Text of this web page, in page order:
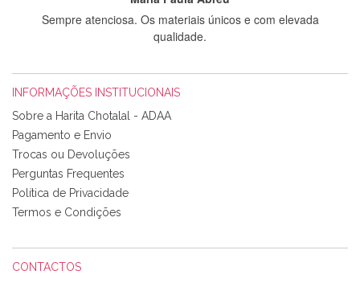
Sempre atenciosa. Os materiais únicos e com elevada
qualidade.
Tudo chegou em condições, pois os produtos vieram muito
bem acondicionados. Estou plenamente satisfeita com os
produtos adquiridos. Relativamente à bolsa, tem um tecido
com um padrão e cores muito bonitas e a execução está
perfeitíssima. Futuramente penso voltar a comprar na vossa
loja, têm excelentes artigos a um preço muito justo. A
INFORMAÇÕES INSTITUCIONAIS
Sobre a Harita Chotalal - ADAA
Pagamento e Envio
Trocas ou Devoluções
Perguntas Frequentes
Política de Privacidade
Termos e Condições
CONTACTOS